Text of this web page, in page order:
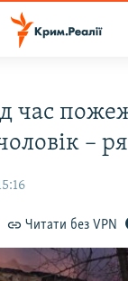
час
–
Читати без VPN